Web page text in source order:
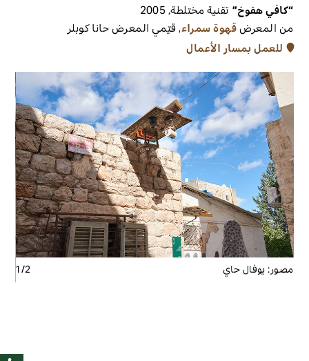
“كافي هفوخ”تقنية مختلطة,
2005
من المعرضقهوة سمراء,قيّمي المعرضحانا كوبلر
للعمل بمسار الأعمال
مصور:يوفال حاي 1/2